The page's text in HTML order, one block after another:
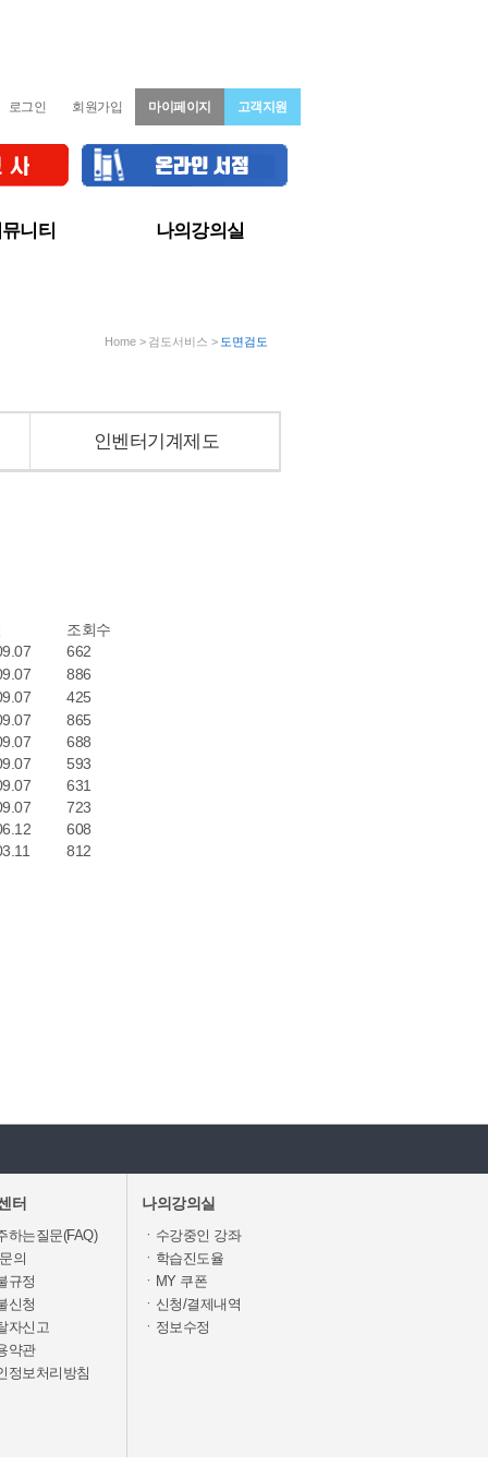
로그인 회원가입 마이페이지 고객지원
니티
후기
나의강의실
MY 쿠폰
정보수정
Home > 검도서비스 > 도면검도
인벤터기계제도
조회수
662
886
425
865
688
593
631
723
608
812
터
하는질문(FAQ)
의
규정
신청
자신고
약관
정보처리방침
나의강의실
ㆍ수강중인 강좌
ㆍ학습진도율
ㆍMY 쿠폰
ㆍ신청/결제내역
ㆍ정보수정